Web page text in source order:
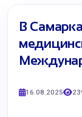
В
16.08.2025